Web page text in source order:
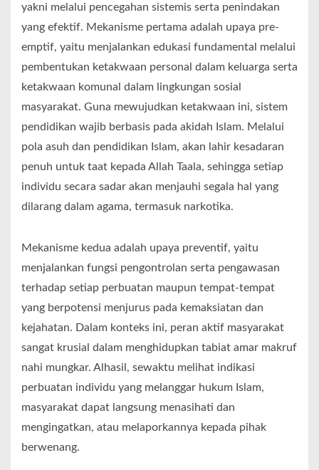
yakni melalui pencegahan sistemis serta penindakan
yang efektif. Mekanisme pertama adalah upaya pre-
emptif, yaitu menjalankan edukasi fundamental melalui
pembentukan ketakwaan personal dalam keluarga serta
ketakwaan komunal dalam lingkungan sosial
masyarakat. Guna mewujudkan ketakwaan ini, sistem
pendidikan wajib berbasis pada akidah Islam. Melalui
pola asuh dan pendidikan Islam, akan lahir kesadaran
penuh untuk taat kepada Allah Taala, sehingga setiap
individu secara sadar akan menjauhi segala hal yang
dilarang dalam agama, termasuk narkotika.
Mekanisme kedua adalah upaya preventif, yaitu
menjalankan fungsi pengontrolan serta pengawasan
terhadap setiap perbuatan maupun tempat-tempat
yang berpotensi menjurus pada kemaksiatan dan
kejahatan. Dalam konteks ini, peran aktif masyarakat
sangat krusial dalam menghidupkan tabiat amar makruf
nahi mungkar. Alhasil, sewaktu melihat indikasi
perbuatan individu yang melanggar hukum Islam,
masyarakat dapat langsung menasihati dan
mengingatkan, atau melaporkannya kepada pihak
berwenang.